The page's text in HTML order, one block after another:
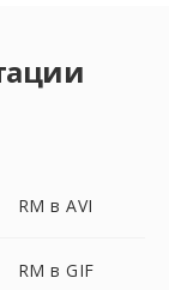
RM в AVI
RM в GIF